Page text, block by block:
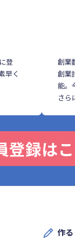
登
早く
創業
創業
能。
さら
登録は
作る